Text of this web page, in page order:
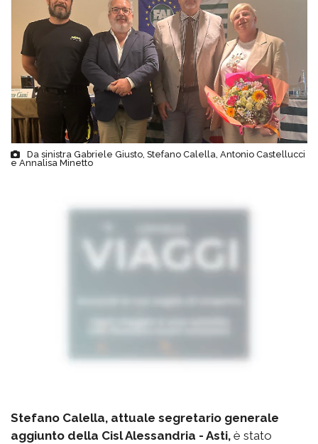
Da sinistra Gabriele Giusto, Stefano Calella, Antonio Castellucci
e Annalisa Minetto
Stefano Calella, attuale segretario generale
aggiunto della Cisl Alessandria - Asti, è stato